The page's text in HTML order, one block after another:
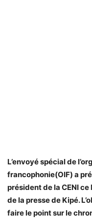
L’envoyé spécial de
francophonie(OIF) a
président de la CENI
de la presse de Kipé.
faire le point sur le